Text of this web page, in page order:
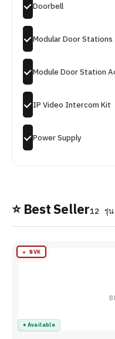
Doorbell
Modular Door Stations
Module Door Station
IP Video Intercom Kit
Power Supply
⭐ Best Seller12 รุ่
● Available
★ NVK